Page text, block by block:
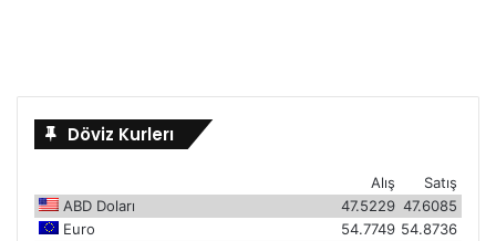
Döviz Kurlerı
Satış
Alış
ABD Doları
47.6085
47.5229
Euro
54.8736
54.7749